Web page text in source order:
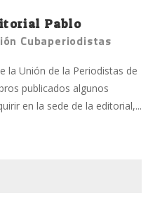
Pablo
Cubaperiodistas
la Unión de la Periodistas de
publicados algunos
en la sede de la editorial,...